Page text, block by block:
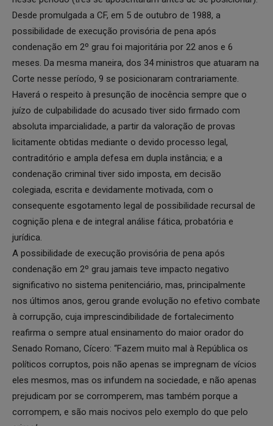
Desde promulgada a CF, em 5 de outubro de 1988, a
possibilidade de execução provisória de pena após
condenação em 2º grau foi majoritária por 22 anos e 6
meses. Da mesma maneira, dos 34 ministros que atuaram na
Corte nesse período, 9 se posicionaram contrariamente.
Haverá o respeito à presunção de inocência sempre que o
juízo de culpabilidade do acusado tiver sido firmado com
absoluta imparcialidade, a partir da valoração de provas
licitamente obtidas mediante o devido processo legal,
contraditório e ampla defesa em dupla instância; e a
condenação criminal tiver sido imposta, em decisão
colegiada, escrita e devidamente motivada, com o
consequente esgotamento legal de possibilidade recursal de
cognição plena e de integral análise fática, probatória e
jurídica.
A possibilidade de execução provisória de pena após
condenação em 2º grau jamais teve impacto negativo
significativo no sistema penitenciário, mas, principalmente
nos últimos anos, gerou grande evolução no efetivo combate
à corrupção, cuja imprescindibilidade de fortalecimento
reafirma o sempre atual ensinamento do maior orador do
Senado Romano, Cícero: “Fazem muito mal à República os
políticos corruptos, pois não apenas se impregnam de vícios
eles mesmos, mas os infundem na sociedade, e não apenas
prejudicam por se corromperem, mas também porque a
corrompem, e são mais nocivos pelo exemplo do que pelo